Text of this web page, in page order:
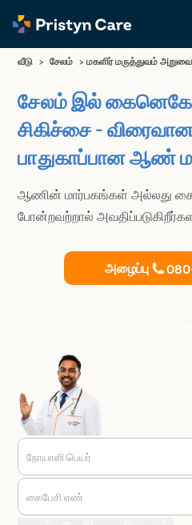
வீடு > சேலம் > மகளிர் மருத்துவம்
சேலம் இல்
சிகிச்சை -
பாதுகாப்பான ஆண்
ஆணின் மார்பகங்கள் அல்லது
போன்றவற்றால்
ஆலோசிக்கவும் சேலம் இல்.
மேம்பட்ட மற்றும் பயனுள்ள
அழைப்பு
நோயாளி பெயர்
கைபேசி எண்